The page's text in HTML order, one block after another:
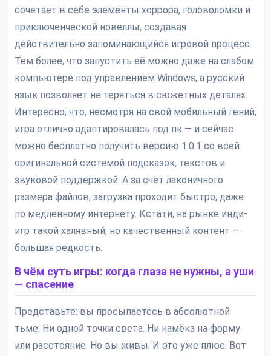
сочетает в себе элементы хоррора, головоломки и
приключенческой новеллы, создавая
действительно запоминающийся игровой процесс.
Тем более, что запустить её можно даже на слабом
компьютере под управлением Windows, а русский
язык позволяет не теряться в сюжетных деталях.
Интересно, что, несмотря на свой мобильный гений,
игра отлично адаптировалась под пк — и сейчас
можно бесплатно получить версию 1.0.1 со всей
оригинальной системой подсказок, текстов и
звуковой поддержкой. А за счёт лаконичного
размера файлов, загрузка проходит быстро, даже
по медленному интернету. Кстати, на рынке инди-
игр такой халявный, но качественный контент —
большая редкость.
В чём суть игры: когда глаза не нужны, а уши
— спасение
Представьте: вы просыпаетесь в абсолютной
тьме. Ни одной точки света. Ни намёка на форму
или расстояние. Но вы живы. И это уже плюс. Вот